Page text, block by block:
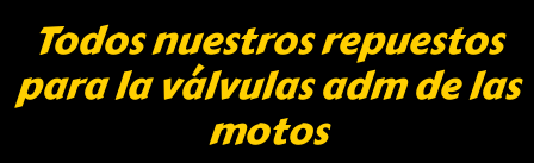
Todos nuestros repuestos
para la válvulas adm de las
motos